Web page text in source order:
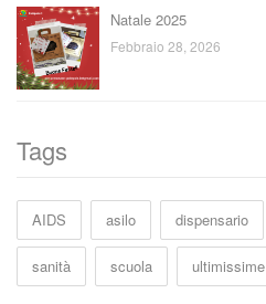
Natale 2025
Febbraio 28, 2026
Tags
AIDS asilo dispensario
sanità scuola ultimissime